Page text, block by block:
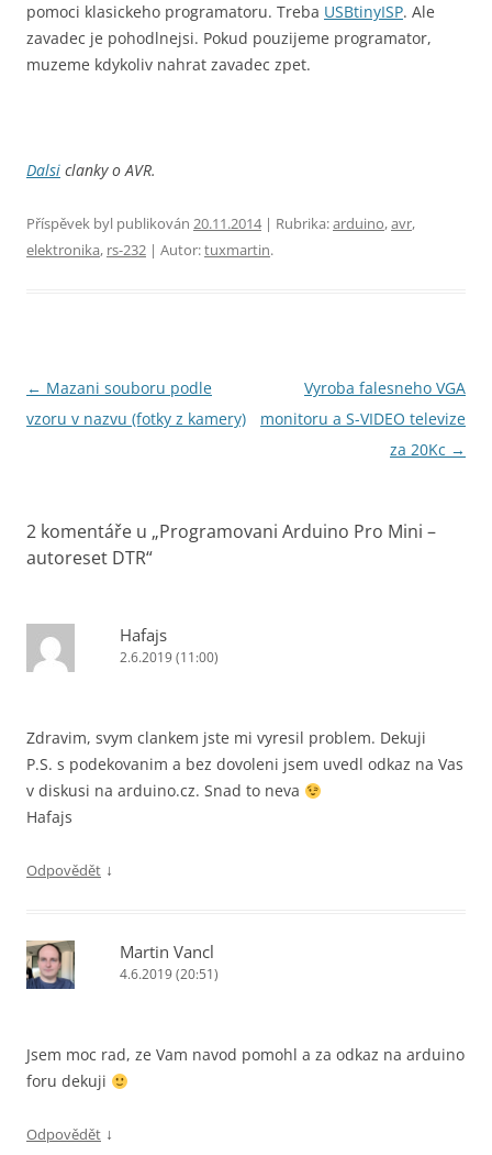
pomoci klasickeho programatoru. Treba USBtinyISP. Ale
zavadec je pohodlnejsi. Pokud pouzijeme programator,
muzeme kdykoliv nahrat zavadec zpet.
Dalsi clanky o AVR.
Příspěvek byl publikován 20.11.2014| Rubrika:arduino,avr,
elektronika, rs-232 | Autor:tuxmartin.
Navigace
pro
← Mazani souboru podle
vzoru v nazvu (fotky z kamery)
Vyroba falesneho VGA
monitoru a S-VIDEO televize
za 20Kc →
2 komentáře u „Programovani Arduino Pro Mini –
autoreset DTR“
Hafajs
2.6.2019 (11:00)
Zdravim, svym clankem jste mi vyresil problem. Dekuji
P.S. s podekovanim a bez dovoleni jsem uvedl odkaz na Vas
v diskusi na arduino.cz. Snad to neva
Hafajs
Odpovědět ↓
Martin Vancl
4.6.2019 (20:51)
Jsem moc rad, ze Vam navod pomohl a za odkaz na arduino
foru dekuji
Odpovědět ↓